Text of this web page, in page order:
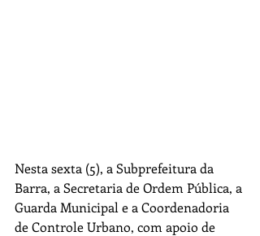
Nesta sexta (5), a Subprefeitura da
Barra, a Secretaria de Ordem Pública, a
Guarda Municipal e a Coordenadoria
de Controle Urbano, com apoio de